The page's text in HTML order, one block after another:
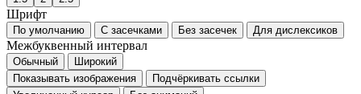
A A A
Цвет
Обычный ЧБ Инверсия Контраст
Межстрочный интервал
1.5 2 2.5
Шрифт